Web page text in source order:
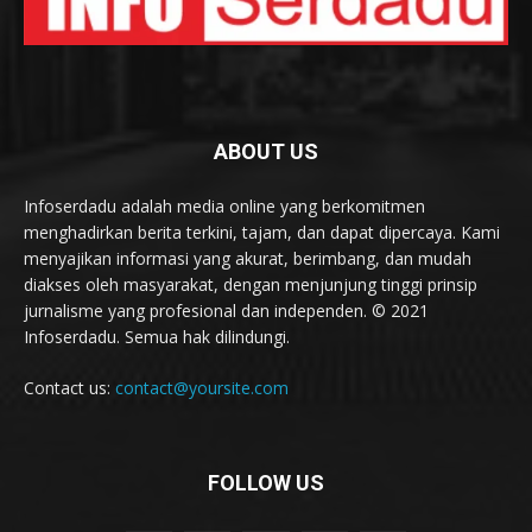
ABOUT US
Infoserdadu adalah media online yang berkomitmen
menghadirkan berita terkini, tajam, dan dapat dipercaya. Kami
menyajikan informasi yang akurat, berimbang, dan mudah
diakses oleh masyarakat, dengan menjunjung tinggi prinsip
jurnalisme yang profesional dan independen. © 2021
Infoserdadu. Semua hak dilindungi.
Contact us: contact@yoursite.com
FOLLOW US